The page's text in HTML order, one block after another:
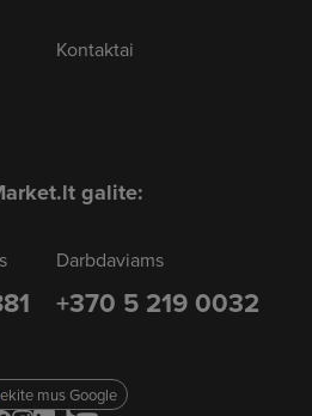
Kontaktai
galite:
Darbdaviams
+370 5 219 0032
mus Google